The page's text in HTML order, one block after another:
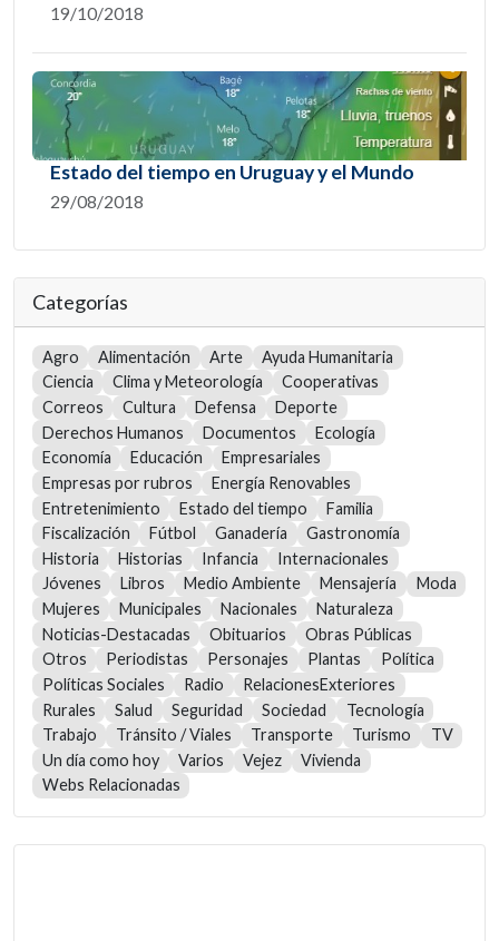
19/10/2018
Estado del tiempo en Uruguay y el Mundo
29/08/2018
Categorías
Agro Alimentación Arte
Ayuda Humanitaria
Ciencia
Clima y Meteorología
Cooperativas
Correos
Cultura Defensa
Deporte
Derechos Humanos
Documentos
Ecología
Economía
Educación
Empresariales
Empresas por rubros
Energía Renovables
Entretenimiento
Estado del tiempo
Familia
Fiscalización
Fútbol Ganadería
Gastronomía
Historia
Historias Infancia
Internacionales
Jóvenes
Libros Medio Ambiente Mensajería
Moda
Mujeres
Municipales Nacionales
Naturaleza
Noticias-Destacadas
Obituarios
Obras Públicas
Otros
Periodistas Personajes Plantas
Política
Políticas Sociales
Radio
RelacionesExteriores
Rurales
Salud Seguridad Sociedad
Tecnología
Trabajo
Tránsito / Viales Transporte Turismo
TV
Un día como hoy
Varios Vejez
Vivienda
Webs Relacionadas